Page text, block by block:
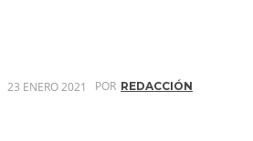
23 ENERO 2021 POR REDACCIÓN